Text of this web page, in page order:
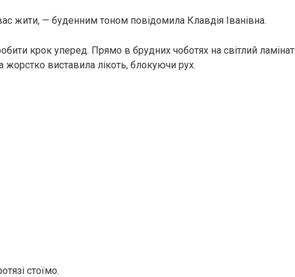
жити, — буденним тоном повідомила Клавдія Іванівна.
крок уперед. Прямо в брудних чоботях на світлий ламінат
виставила лікоть, блокуючи рух.
стоїмо.